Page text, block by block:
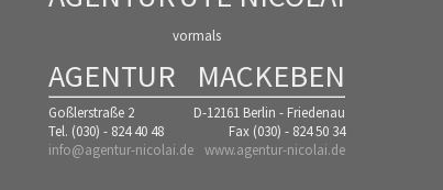
vormals
AGENTUR MACKEBEN
Goßlerstraße 2
D-12161 Berlin - Friedenau
Tel. (030) - 824 40 48
Fax (030) - 824 50 34
info@agentur-nicolai.de www.agentur-nicolai.de